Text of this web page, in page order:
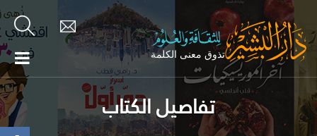
تفاصيل الكتاب